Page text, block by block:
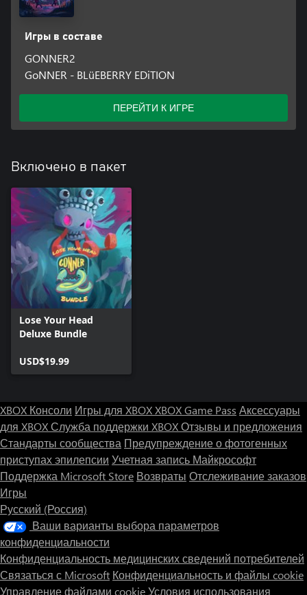
Игры в составе
GONNER2
GoNNER - BLüEBERRY EDiTION
ПЕРЕЙТИ К ИГРЕ
Включено в пакет
Lose Your Head
Deluxe Bundle
USD$19.99
XBOX Консоли Игры для XBOXXBOX Game Pass Аксессуары
для XBOXСлужба поддержки XBOXОтзывы и предложения
Стандарты сообщества Предупреждение о фотогенных
приступах эпилепсии Учетная запись Майкрософт
Поддержка Microsoft Store Возвраты Отслеживание заказов
Игры
Русский (Россия)
Ваши варианты выбора параметров
конфиденциальности
Конфиденциальность медицинских сведений потребителей
Связаться с Microsoft Конфиденциальность и файлы cookie
Управление файлами cookieУсловия использования